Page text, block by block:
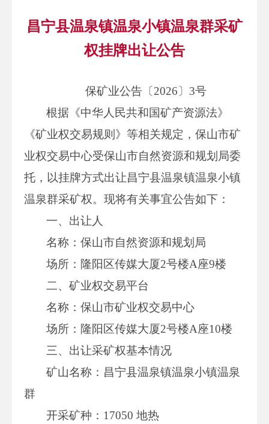
昌宁县温泉镇温泉小镇温泉群采矿
权挂牌出让公告
保矿业公告〔2026〕3号
根据《中华人民共和国矿产资源法》
《矿业权交易规则》等相关规定，保山市矿
业权交易中心受保山市自然资源和规划局委
托，以挂牌方式出让昌宁县温泉镇温泉小镇
温泉群采矿权。现将有关事宜公告如下：
一、出让人
名称：保山市自然资源和规划局
场所：隆阳区传媒大厦2号楼A座9楼
二、矿业权交易平台
名称：保山市矿业权交易中心
场所：隆阳区传媒大厦2号楼A座10楼
三、出让采矿权基本情况
矿山名称：昌宁县温泉镇温泉小镇温泉
群
开采矿种：17050 地热